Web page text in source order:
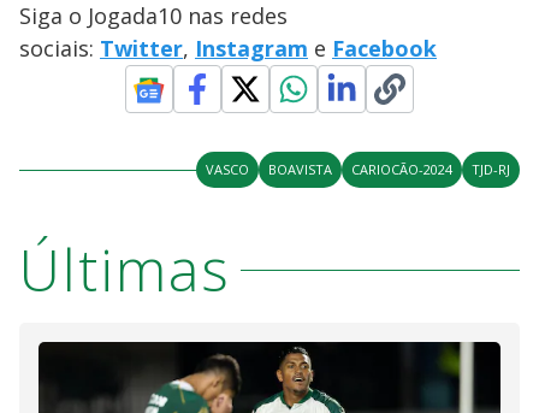
Siga o Jogada10 nas redes
sociais: Twitter, Instagram e Facebook
VASCO BOAVISTA CARIOCÃO-2024 TJD-RJ
Últimas